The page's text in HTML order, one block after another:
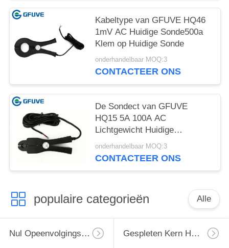
Kabeltype van GFUVE HQ46
1mV AC Huidige Sonde500a
Klem op Huidige Sonde
onderhandelbaar MOQ:3
CONTACTEER ONS
De Sondect van GFUVE
HQ15 5A 100A AC
Lichtgewicht Huidige
Opsporing die Lage Huidige
Ampère Seneor controleren
onderhandelbaar MOQ:3
CONTACTEER ONS
populaire categorieën Alle
Nul Opeenvolgings Huidige Transformator Gespleten Kern Huidige Transformator